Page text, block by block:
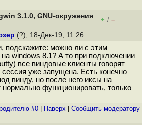
3.1.0, GNU-окружения
+ / –
(?), 18-Дек-19, 11:26
подскажите: можно ли с этим
на windows 8.1? А то при подключении
все виндовые клиенты говорят
сессия уже запущена. Есть конечно
винду, но после него иксы на
нормально функционировать, только
#0 Наверх Cообщить модератору